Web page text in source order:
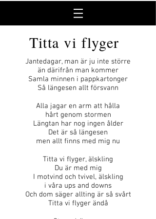
Titta vi flyger
Jantedagar, man är ju inte större
än därifrån man kommer
Samla minnen i pappkartonger
Så längesen allt försvann
Alla jagar en arm att hålla
hårt genom stormen
Längtan har nog ingen ålder
Det är så längesen
men allt finns med mig nu
Titta vi flyger, älskling
Du är med mig
I motvind och tvivel, älskling
i våra ups and downs
Och dom säger allting är så svårt
Titta vi flyger ändå